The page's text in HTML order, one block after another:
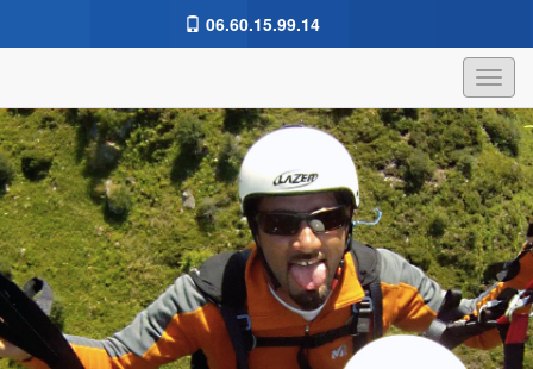
06.60.15.99.14